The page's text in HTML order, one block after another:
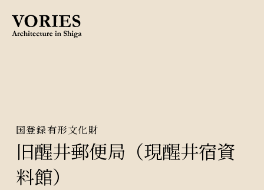
国登録有形文化財
旧醒井郵便局（現醒井宿資
料館）